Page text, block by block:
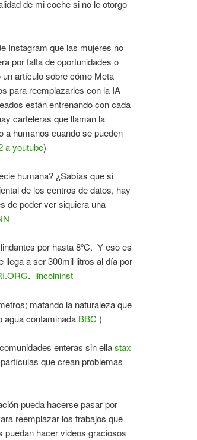
de mi coche si no le otorgo
Instagram que las mujeres no
por falta de oportunidades o
artículo sobre cómo Meta
para reemplazarles con la IA
están entrenando con cada
carteleras que llaman la
a humanos cuando se pueden
a youtube)
humana? ¿Sabías que si
de los centros de datos, hay
de poder ver siquiera una
por hasta 8ºC. Y eso es
llega a ser 300mil litros al día por
. lincolninst
matando la naturaleza que
agua contaminada BBC )
enteras sin ellastax
que crean problemas
pueda hacerse pasar por
reemplazar los trabajos que
puedan hacer videos graciosos